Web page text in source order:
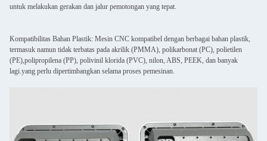
untuk melakukan gerakan dan jalur pemotongan yang tepat.
Kompatibilitas Bahan Plastik: Mesin CNC kompatibel dengan berbagai bahan plastik,
termasuk namun tidak terbatas pada akrilik (PMMA), polikarbonat (PC), polietilen
(PE),polipropilena (PP), polivinil klorida (PVC), nilon, ABS, PEEK, dan banyak
lagi.yang perlu dipertimbangkan selama proses pemesinan.